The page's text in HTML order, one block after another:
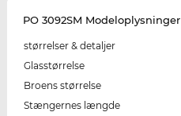
PO 3092SM Modeloplysninger
størrelser & detaljer
Glasstørrelse
Broens størrelse
Stængernes længde